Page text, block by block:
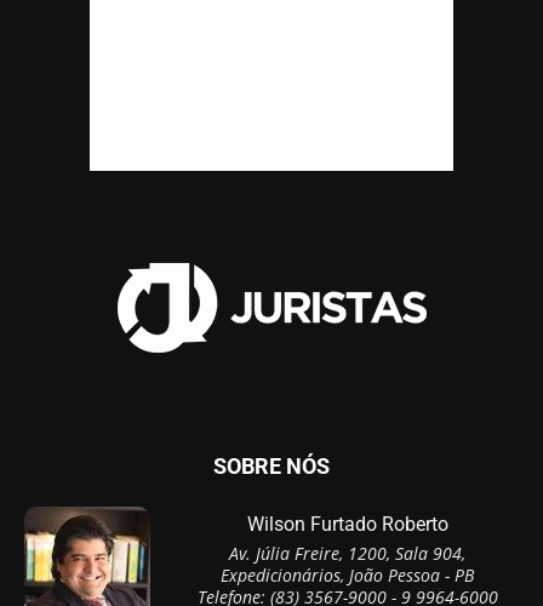
SOBRE NÓS
Wilson Furtado Roberto
Av. Júlia Freire, 1200, Sala 904,
Expedicionários, João Pessoa - PB
Telefone: (83) 3567-9000 - 9 9964-6000